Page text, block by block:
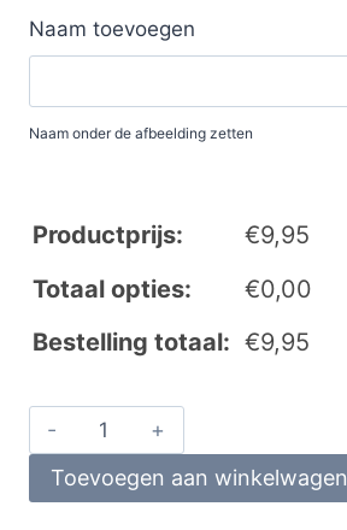
Naam toevoegen
Naam onder de afbeelding zetten
Productprijs: €9,95
Totaal opties:
€0,00
Bestelling totaal: €9,95
Toevoegen aan winkelwagen